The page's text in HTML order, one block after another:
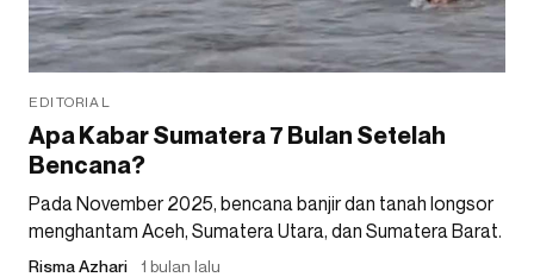
EDITORIAL
Apa Kabar Sumatera 7 Bulan Setelah
Bencana?
Pada November 2025, bencana banjir dan tanah longsor
menghantam Aceh, Sumatera Utara, dan Sumatera Barat.
Risma Azhari 1 bulan lalu